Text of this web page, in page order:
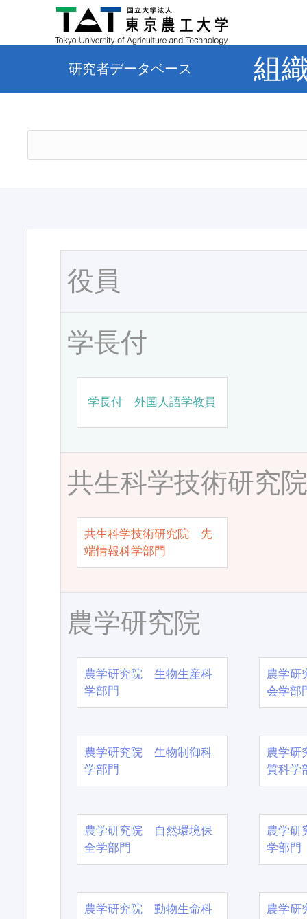
研究者データベース 組
役員
学長付
学長付 外国人語学教員
共生科学技術研究
共生科学技術研究院 先
端情報科学部門
農学研究院
農学研究院 生物生産科
学部門
農学
会学部
農学研究院 生物制御科
学部門
農学
質科学
農学研究院 自然環境保
全学部門
農学
学部門
農学研究院 動物生命科
農学